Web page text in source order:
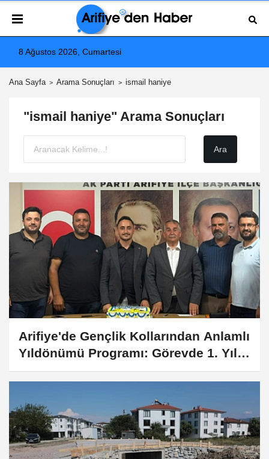
8 Ağustos 2026, Cumartesi
Ana Sayfa Arama Sonuçları ismail haniye
"ismail haniye" Arama Sonuçları
Arifiye'de Gençlik Kollarından Anlamlı
Yıldönümü Programı: Görevde 1. Yıl
Kutlandı